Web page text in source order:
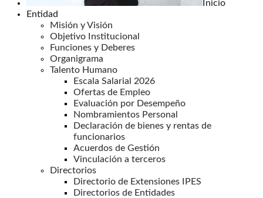
Inicio
Entidad
Misión y Visión
Objetivo Institucional
Funciones y Deberes
Organigrama
Talento Humano
Escala Salarial 2026
Ofertas de Empleo
Evaluación por Desempeño
Nombramientos Personal
Declaración de bienes y rentas de
funcionarios
Acuerdos de Gestión
Vinculación a terceros
Directorios
Directorio de Extensiones IPES
Directorios de Entidades